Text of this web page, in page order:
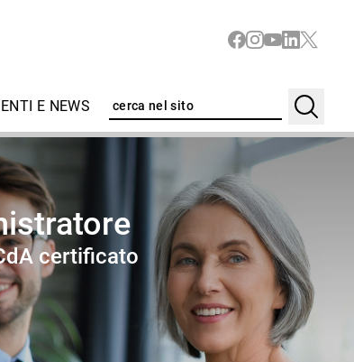
E NEWS
certificato